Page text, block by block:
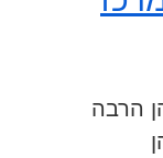
הרבה